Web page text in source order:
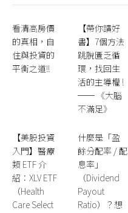
看清高房價
的真相，自
住與投資的
平衡之道!!
【帶你讀好
書】7個方法
跳脫匱乏循
環，找回生
活的主導權 !
── 《大腦
不滿足》
【美股投資
入門】醫療
類 ETF 介
紹：XLV ETF
（Health
Care Select
什麼是「盈
餘分配率 / 配
息率」
（Dividend
Payout
Ratio）？想